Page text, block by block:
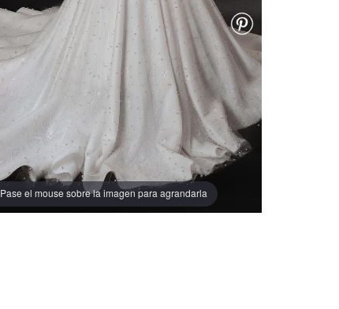
Pase el mouse sobre la imagen para agrandarla